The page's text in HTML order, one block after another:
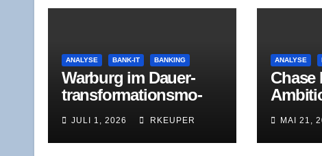
ANALYSE BANK-IT BANKING
War­burg im Dau­er­
trans­for­ma­ti­ons­mo­
ver­lust 2025 wirk­
lich zeigt
JULI 1, 2026 RKEUPER
ANALYSE
Cha­se
MAI 21,